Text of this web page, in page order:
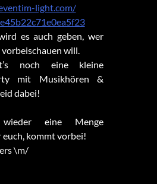
light.com/
es auch geben, wer
will.
noch eine kleine
mit Musikhören &
dabei!
eine Menge
euch, kommt vorbei!
\m/